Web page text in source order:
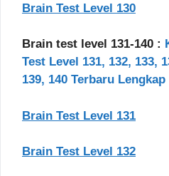
Brain Test Level 130
Brain test level 131-140 :
Test Level 131, 132, 133,
139, 140 Terbaru
Brain Test Level 131
Brain Test Level 132